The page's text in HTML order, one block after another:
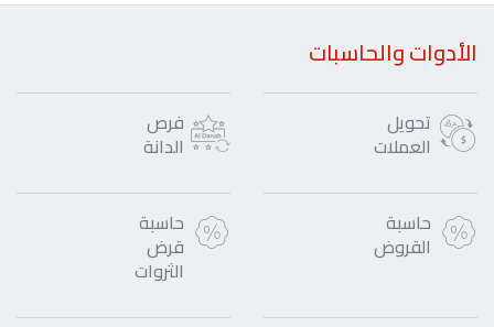
الأدوات والحاسبات
تحويل
العملات
فرص
الدانة
حاسبة
القروض
حاسبة
قرض
الثروات